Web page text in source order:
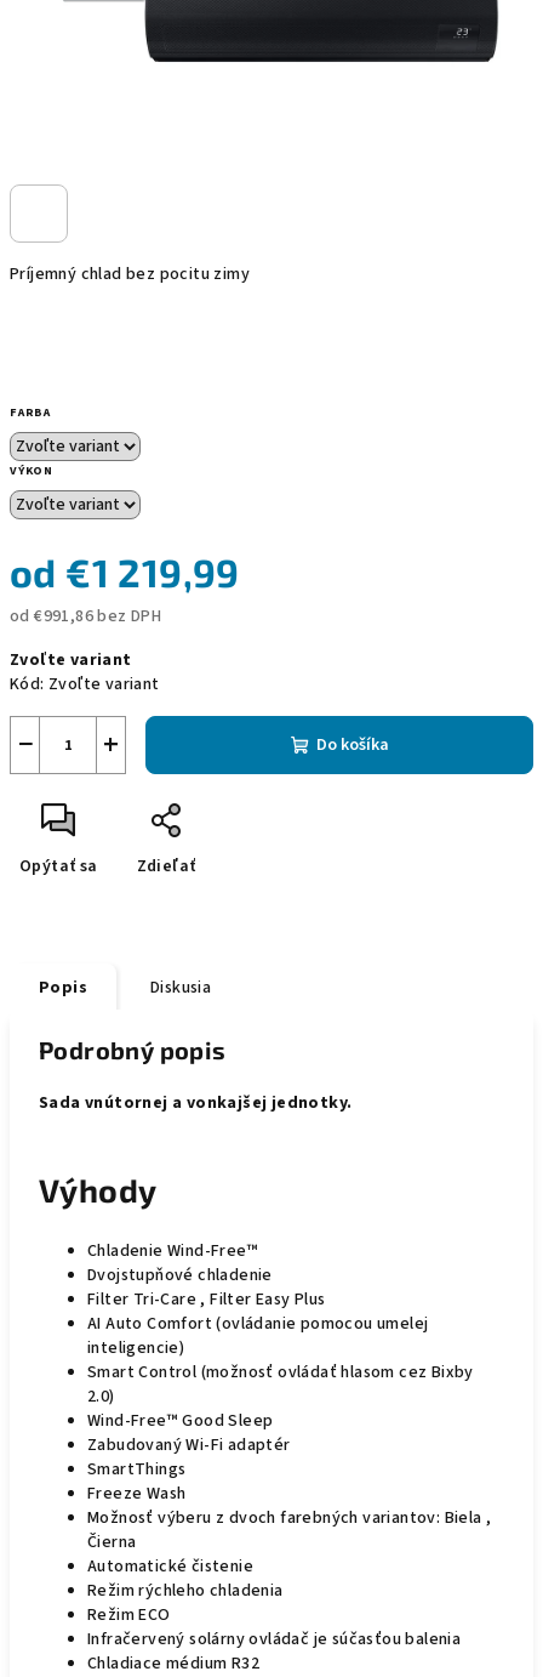
Príjemný chlad bez pocitu zimy
FARBA
VÝKON
od €1 219,99
od€991,86bez DPH
cena:
Zvoľte variant
Kód: Zvoľte variant
+
− Do košíka
Opýtať sa Zdieľať
Popis Diskusia
Podrobný popis
Sada vnútornej a vonkajšej jednotky.
Výhody
Chladenie Wind-Free™
Dvojstupňové chladenie
Filter Tri-Care , Filter Easy Plus
AI Auto Comfort (ovládanie pomocou umelej
inteligencie)
Smart Control (možnosť ovládať hlasom cez Bixby
2.0)
Wind-Free™ Good Sleep
Zabudovaný Wi-Fi adaptér
SmartThings
Freeze Wash
Možnosť výberu z dvoch farebných variantov: Biela ,
Čierna
Automatické čistenie
Režim rýchleho chladenia
Režim ECO
Infračervený solárny ovládač je súčasťou balenia
Chladiace médium R32